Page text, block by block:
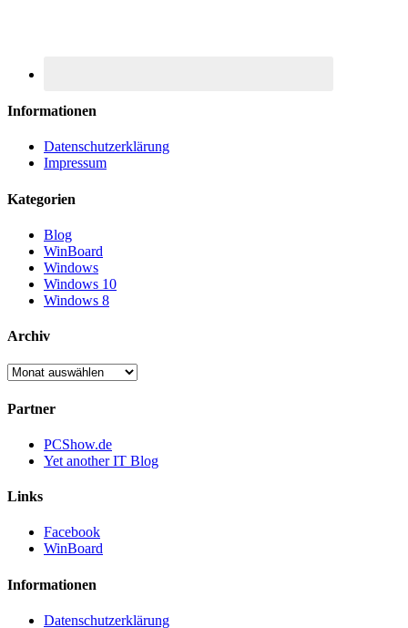
Informationen
Datenschutzerklärung
Impressum
Kategorien
Blog
WinBoard
Windows
Windows 10
Windows 8
Archiv
Archiv
Partner
PCShow.de
Yet another IT Blog
Links
Facebook
WinBoard
Informationen
Datenschutzerklärung